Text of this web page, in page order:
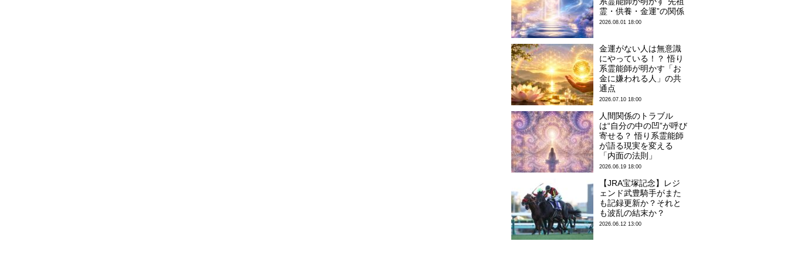
霊・供養・金運”の関係
2026.08.01 18:00
金運がない人は無意識
にやっている！？ 悟り
系霊能師が明かす「お
金に嫌われる人」の共
通点
2026.07.10 18:00
人間関係のトラブル
は“自分の中の凹”が呼び
寄せる？ 悟り系霊能師
が語る現実を変える
「内面の法則」
2026.06.19 18:00
【JRA宝塚記念】レジ
ェンド武豊騎手がまた
も記録更新か？それと
も波乱の結末か？
2026.06.12 13:00